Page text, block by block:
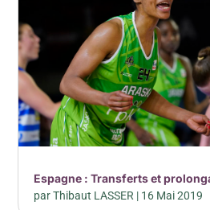
Espagne : Transferts et
parThibaut LASSER | 16 Mai 2019